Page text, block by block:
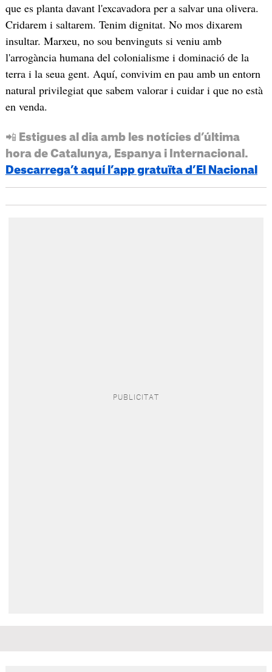
que es planta davant l'excavadora per a salvar una olivera.
Cridarem i saltarem. Tenim dignitat. No mos dixarem
insultar. Marxeu, no sou benvinguts si veniu amb
l'arrogància humana del colonialisme i dominació de la
terra i la seua gent. Aquí, convivim en pau amb un entorn
natural privilegiat que sabem valorar i cuidar i que no està
en venda.
📲 Estigues al dia amb les notícies d’última
hora de Catalunya, Espanya i Internacional.
Descarrega’t aquí l’app gratuïta d’El Nacional